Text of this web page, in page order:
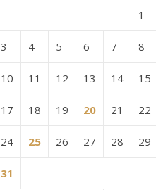
1
3 4 5 6 7 8
10 11 12 13 14 15
17 18 19 20 21 22
24 25 26 27 28 29
31